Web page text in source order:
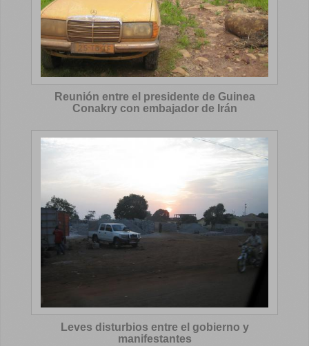
Reunión entre el presidente de Guinea
Conakry con embajador de Irán
Leves disturbios entre el gobierno y
manifestantes